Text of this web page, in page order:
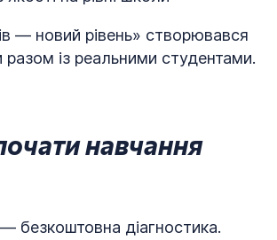
— новий рівень» створювався
із реальними студентами.
навчання
безкоштовна діагностика.